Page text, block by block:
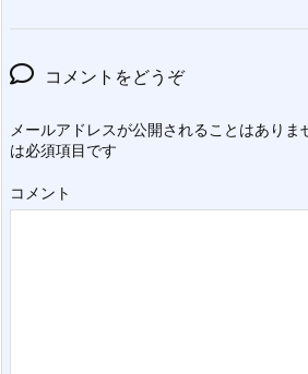
コメントをどうぞ
メールアドレスが公開されることはありま
は必須項目です
コメント